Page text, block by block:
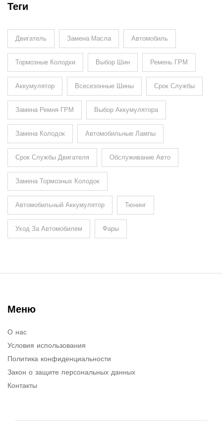
Теги
Двигатель Замена Масла Автомобиль
Тормозные Колодки Выбор Шин Ремень ГРМ
Аккумулятор Всесезонные Шины Срок Службы
Замена Ремня ГРМ Выбор Аккумулятора
Замена Колодок Автомобильные Лампы
Срок Службы Двигателя Обслуживание Авто
Замена Тормозных Колодок
Автомобильный Аккумулятор Тюнинг
Уход За Автомобилем Фары
Меню
О нас
Условия использования
Политика конфиденциальности
Закон о защите персональных данных
Контакты